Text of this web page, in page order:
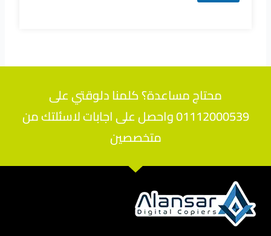
محتاج مساعدة؟ كلمنا دلوقتي على
01112000539 واحصل على اجابات لاسئلتك من
متخصصين